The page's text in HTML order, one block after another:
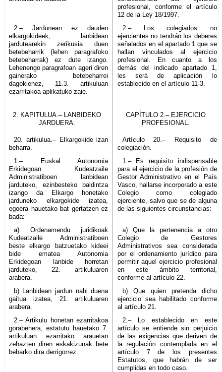
profesional, conforme el artículo
12 de la Ley 18/1997.
2.– Jardunean ez dauden
elkargokideek, lanbidean
jardutearekin zerikusia duen
betebeharrik (lehen paragrafoko
betebeharrak) ez dute izango.
Lehenengo paragrafoan ageri diren
gainerako betebeharrei
dagokienez, 11.3. artikuluan
ezarritakoa aplikatuko zaie.
2.– Los colegiados no
ejercientes no tendrán los deberes
señalados en el apartado 1 que se
hallan vinculados al ejercicio
profesional. En cuanto a los
demás del indicado apartado 1,
les será de aplicación lo
establecido en el artículo 11-3.
2. KAPITULUA.– LANBIDEKO
JARDUERA.
CAPÍTULO 2.– EJERCICIO
PROFESIONAL.
20. artikulua.– Elkargokide izan
beharra.
Artículo 20.– Requisito de
colegiación.
1.– Euskal Autonomia
Erkidegoan Kudeatzaile
Administratiboen lanbidean
jarduteko, ezinbesteko baldintza
izango da Elkargo honetako
jarduneko elkargokide izatea,
egoera hauetako bat gertatzen ez
bada:
1.– Es requisito indispensable
para el ejercicio de la profesión de
Gestor Administrativo en el País
Vasco, hallarse incorporado a este
Colegio como colegiado
ejerciente, salvo que se de alguna
de las siguientes circunstancias:
a) Ordenamendu juridikoak
Kudeatzaile Administratiboen
beste elkargo batzuetako kideei
bide ematea Autonomia
Erkidegoan lanbide horretan
jarduteko, 22. artikuluaren
arabera.
a) Que la pertenencia a otro
Colegio de Gestores
Administrativos sea considerada
por el ordenamiento jurídico para
permitir aquel ejercicio profesional
en este ámbito territorial,
conforme al artículo 22.
b) Lanbidean jardun nahi duena
gaitua izatea, 21. artikuluaren
arabera.
b) Que quien pretenda dicho
ejercicio sea habilitado conforme
al artículo 21.
2.– Artikulu honetan ezarritakoa
gorabehera, estatutu hauetako 7.
artikuluan ezarritako arauetan
zehazten diren eskakizunak bete
beharko dira derrigorrez.
2.– Lo establecido en este
artículo se entiende sin perjuicio
de las exigencias que deriven de
la regulación contemplada en el
artículo 7 de los presentes
Estatutos, que habrán de ser
cumplidas en todo caso.